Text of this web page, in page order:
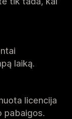
laiką.
licencija
pabaigos.